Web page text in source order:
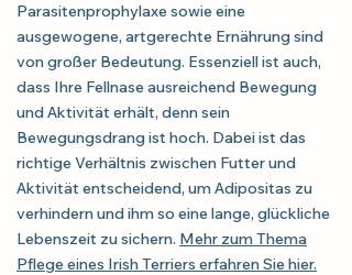
Parasitenprophylaxe sowie eine
ausgewogene, artgerechte Ernährung sind
von großer Bedeutung. Essenziell ist auch,
dass Ihre Fellnase ausreichend Bewegung
und Aktivität erhält, denn sein
Bewegungsdrang ist hoch. Dabei ist das
richtige Verhältnis zwischen Futter und
Aktivität entscheidend, um Adipositas zu
verhindern und ihm so eine lange, glückliche
Lebenszeit zu sichern. Mehr zum Thema
Pflege eines Irish Terriers erfahren Sie hier.